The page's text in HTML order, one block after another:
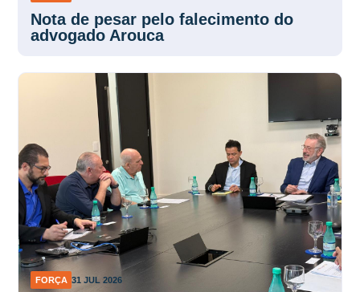
Nota de pesar pelo falecimento do
advogado Arouca
FORÇA 31 JUL 2026